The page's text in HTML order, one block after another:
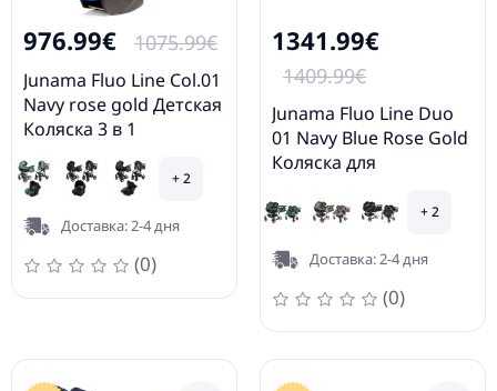
976.99€ 1075.99€
Junama Fluo Line Col.01
Navy rose gold Детская
Коляска 3 в 1
+ 2
Доставка: 2-4 дня
(0)
1341.99€
1409.99€
Junama Fluo Line Duo
01 Navy Blue Rose Gold
Коляска для
+ 2
Доставка: 2-4 дня
(0)